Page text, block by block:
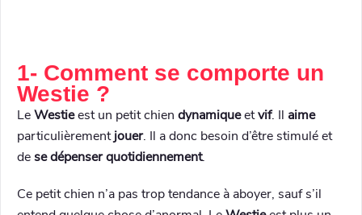
1- Comment se comporte un
Westie ?
LeWestieest un petit chien dynamiqueetvif. Il aime
particulièrementjouer. Il a donc besoin d’être stimulé et
dese dépenser quotidiennement.
Ce petit chien n’a pas trop tendance à aboyer, sauf s’il